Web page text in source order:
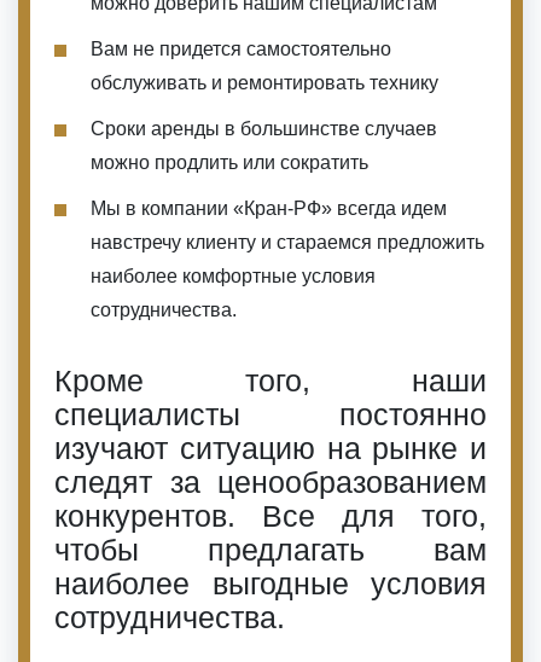
Вам не придется самостоятельно
обслуживать и ремонтировать технику
Сроки аренды в большинстве случаев
можно продлить или сократить
Мы в компании «Кран-РФ» всегда идем
навстречу клиенту и стараемся предложить
наиболее комфортные условия
сотрудничества.
Кроме того, наши
специалисты постоянно
изучают ситуацию на рынке и
следят за ценообразованием
конкурентов. Все для того,
чтобы предлагать вам
наиболее выгодные условия
сотрудничества.